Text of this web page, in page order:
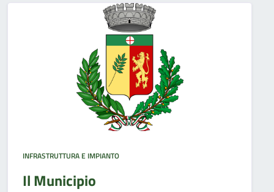
INFRASTRUTTURA E IMPIANTO
Il Municipio